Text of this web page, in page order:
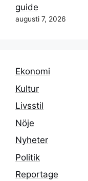
guide
augusti 7, 2026
Ekonomi
Kultur
Livsstil
Nöje
Nyheter
Politik
Reportage